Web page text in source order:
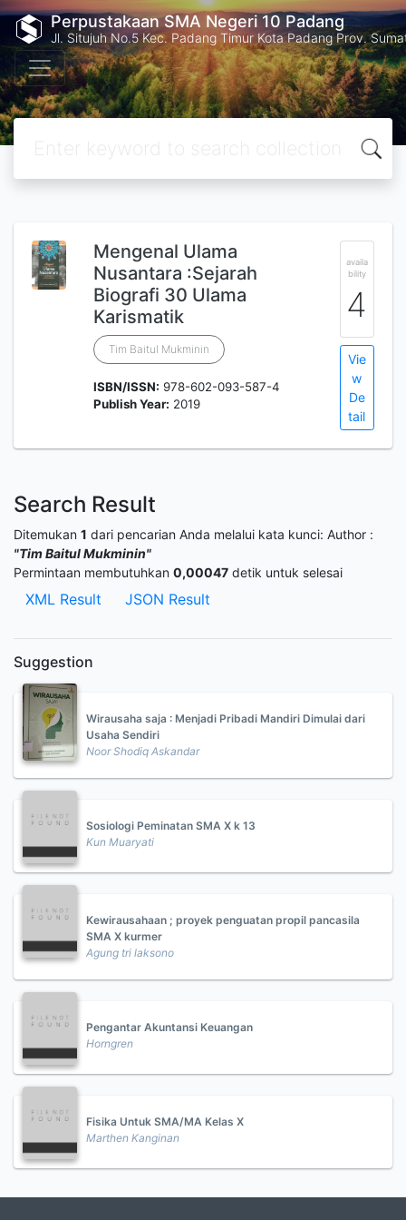
Perpustakaan SMA Negeri 10 Padang
Jl. Situjuh No.5 Kec. Padang Timur Kota Padang Prov.
Mengenal Ulama
Nusantara :Sejarah
Biografi 30 Ulama
Karismatik
Tim Baitul Mukminin
ISBN/ISSN: 978-602-093-587-4
Publish Year: 2019
availa
bility
4
Vie
w
De
tail
Search Result
Ditemukan 1 dari pencarian Anda melalui kata kunci: Author :
"Tim Baitul Mukminin"
Permintaan membutuhkan 0,00047 detik untuk selesai
XML Result JSON Result
Suggestion
Wirausaha saja : Menjadi Pribadi Mandiri Dimulai dari
Usaha Sendiri
Noor Shodiq Askandar
Sosiologi Peminatan SMA X k 13
Kun Muaryati
Kewirausahaan ; proyek penguatan propil pancasila
SMA X kurmer
Agung tri laksono
Pengantar Akuntansi Keuangan
Horngren
Fisika Untuk SMA/MA Kelas X
Marthen Kanginan